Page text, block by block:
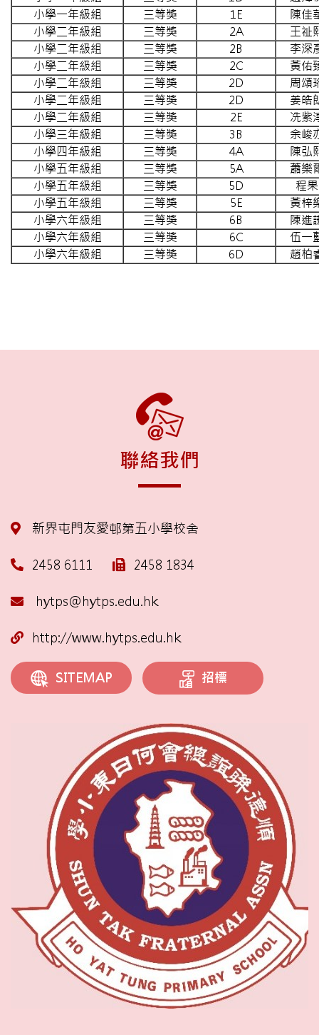
小學一年級組
三等獎 1E
陳佳
小學二年級組
三等獎 2A
王祉
小學二年級組
三等獎 2B
李深
小學二年級組
三等獎 2C
黃佑
小學二年級組
三等獎 2D
周頌
小學二年級組
三等獎 2D
姜皓
小學二年級組
三等獎 2E
冼紫
小學三年級組
三等獎 3B
余峻
小學四年級組
三等獎 4A
陳弘
小學五年級組
三等獎 5A
蕭樂
小學五年級組
三等獎 5D
程果
小學五年級組
三等獎 5E
黃梓
小學六年級組
三等獎 6B
陳進
小學六年級組
三等獎 6C
伍一
小學六年級組
三等獎 6D 趙柏
聯絡我們
新界屯門友愛邨第五小學校舍
2458 6111 2458 1834
hytps@hytps.edu.hk
http://www.hytps.edu.hk
SITEMAP 招標